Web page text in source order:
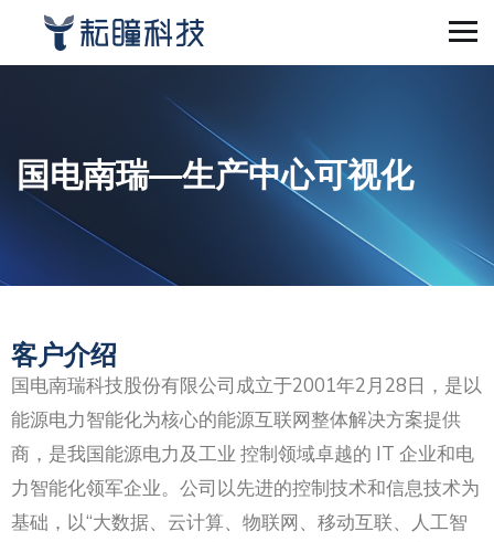
国电南瑞—生产中心可视化
客户介绍
国电南瑞科技股份有限公司成立于2001年2月28日，是以
能源电力智能化为核心的能源互联网整体解决方案提供
商，是我国能源电力及工业 控制领域卓越的 IT 企业和电
力智能化领军企业。公司以先进的控制技术和信息技术为
基础，以“大数据、云计算、物联网、移动互联、人工智